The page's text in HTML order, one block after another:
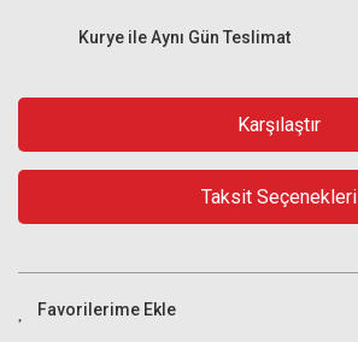
Kurye ile Aynı Gün Teslimat
Karşılaştır
Taksit Seçenekleri